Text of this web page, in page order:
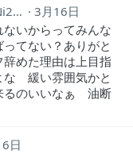
3月16日
いからってみんな
てない？ありがと
めた理由は上目指
な 緩い雰囲気かと
るのいいなぁ 油断
日